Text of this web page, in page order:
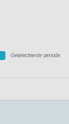
Geselecteerde periode